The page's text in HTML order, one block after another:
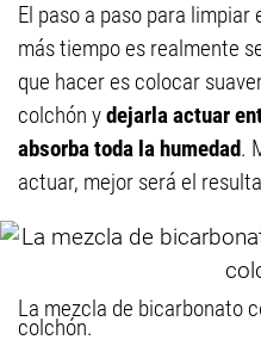
El paso a paso para
más tiempo es realmente
que hacer es colocar
colchón ydejarla actuar
absorba toda la humedad.
actuar, mejor será el
La mezcla de bicarbonato
colchón.